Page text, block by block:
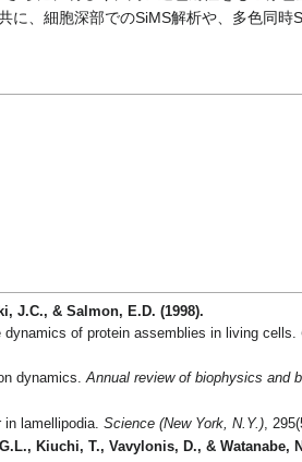
に、細胞深部でのSiMS解析や、多色同
J.C., & Salmon, E.D. (1998).
dynamics of protein assemblies in living cells.
dynamics.Annual review of biophysics and
in lamellipodia.Science (New York, N.Y.) ,
Kiuchi, T., Vavylonis, D., & Watanabe,